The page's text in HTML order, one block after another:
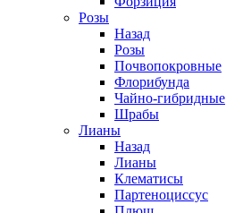
Розы
Назад
Розы
Почвопокровные
Флорибунда
Чайно-гибридные
Шрабы
Лианы
Назад
Лианы
Клематисы
Партеноциссус